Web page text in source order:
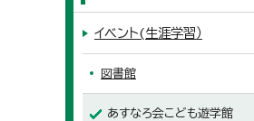
イベント(生涯学習）
図書館
あすなろ会こども遊学館